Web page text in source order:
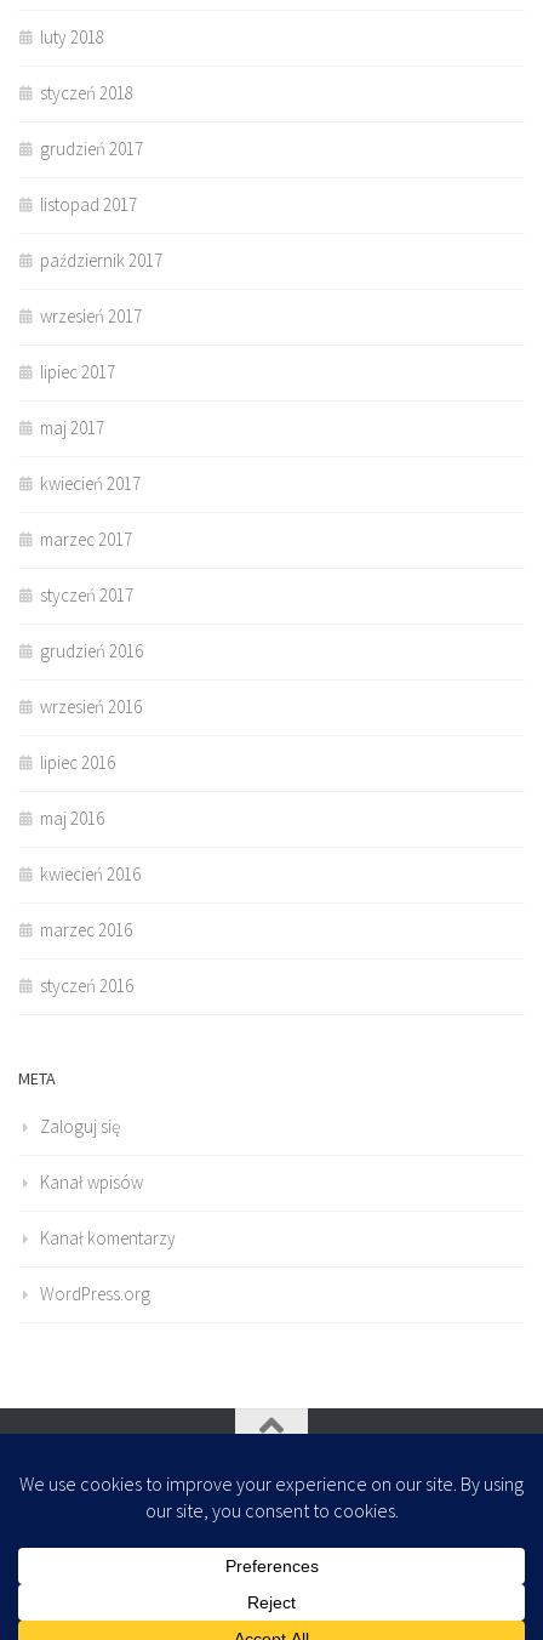
luty 2018
styczeń 2018
grudzień 2017
listopad 2017
październik 2017
wrzesień 2017
lipiec 2017
maj 2017
kwiecień 2017
marzec 2017
styczeń 2017
grudzień 2016
wrzesień 2016
lipiec 2016
maj 2016
kwiecień 2016
marzec 2016
styczeń 2016
META
Zaloguj się
Kanał wpisów
Kanał komentarzy
WordPress.org
- Zaprojektowany z